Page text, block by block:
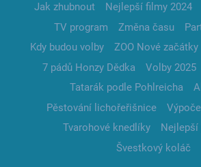
Jak zhubnout Nejlepší filmy 2024
TV program
Změna času
Kdy budou volby
ZOO Nové začátky
7 pádů Honzy Dědka
Volby 2025
Tatarák podle Pohlreicha
Pěstování lichořeřišnice
Tvarohové knedlíky
Nejlepší
Švestkový koláč